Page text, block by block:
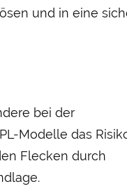
und in eine
bei der
Modelle das
Flecken durch